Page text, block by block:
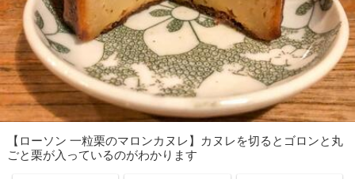
【ローソン 一粒栗のマロンカヌレ】カヌレを切るとゴロンと丸
ごと栗が入っているのがわかります